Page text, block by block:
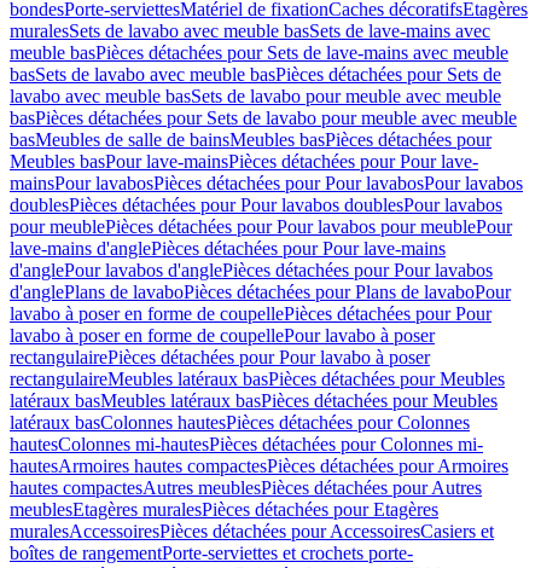
bondesPorte-serviettesMatériel de fixationCaches décoratifsEtagères
muralesSets de lavabo avec meuble basSets de lave-mains avec
meuble basPièces détachées pour Sets de lave-mains avec meuble
basSets de lavabo avec meuble basPièces détachées pour Sets de
lavabo avec meuble basSets de lavabo pour meuble avec meuble
basPièces détachées pour Sets de lavabo pour meuble avec meuble
basMeubles de salle de bainsMeubles basPièces détachées pour
Meubles basPour lave-mainsPièces détachées pour Pour lave-
mainsPour lavabosPièces détachées pour Pour lavabosPour lavabos
doublesPièces détachées pour Pour lavabos doublesPour lavabos
pour meublePièces détachées pour Pour lavabos pour meublePour
lave-mains d'anglePièces détachées pour Pour lave-mains
d'anglePour lavabos d'anglePièces détachées pour Pour lavabos
d'anglePlans de lavaboPièces détachées pour Plans de lavaboPour
lavabo à poser en forme de coupellePièces détachées pour Pour
lavabo à poser en forme de coupellePour lavabo à poser
rectangulairePièces détachées pour Pour lavabo à poser
rectangulaireMeubles latéraux basPièces détachées pour Meubles
latéraux basMeubles latéraux basPièces détachées pour Meubles
latéraux basColonnes hautesPièces détachées pour Colonnes
hautesColonnes mi-hautesPièces détachées pour Colonnes mi-
hautesArmoires hautes compactesPièces détachées pour Armoires
hautes compactesAutres meublesPièces détachées pour Autres
meublesEtagères muralesPièces détachées pour Etagères
muralesAccessoiresPièces détachées pour AccessoiresCasiers et
boîtes de rangementPorte-serviettes et crochets porte-